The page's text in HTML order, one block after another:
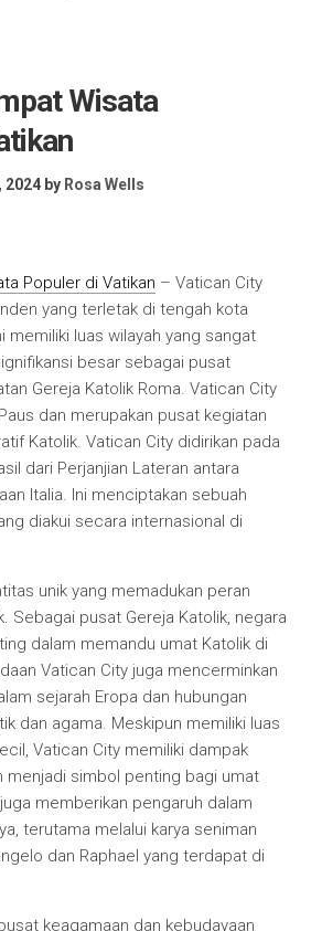
Wisata
2024 by Rosa Wells
Populer di Vatikan – Vatican City
yang terletak di tengah kota
memiliki luas wilayah yang sangat
besar sebagai pusat
Gereja Katolik Roma. Vatican City
dan merupakan pusat kegiatan
Katolik. Vatican City didirikan pada
dari Perjanjian Lateran antara
Italia. Ini menciptakan sebuah
diakui secara internasional di
unik yang memadukan peran
Sebagai pusat Gereja Katolik, negara
dalam memandu umat Katolik di
Vatican City juga mencerminkan
sejarah Eropa dan hubungan
dan agama. Meskipun memiliki luas
Vatican City memiliki dampak
menjadi simbol penting bagi umat
memberikan pengaruh dalam
terutama melalui karya seniman
dan Raphael yang terdapat di
keagamaan dan kebudayaan